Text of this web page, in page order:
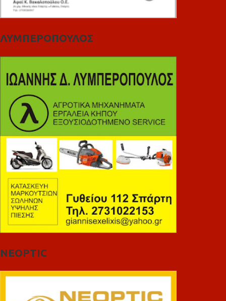
ΛΥΜΠΕΡΟΠΟΥΛΟΣ
NEOPTIC